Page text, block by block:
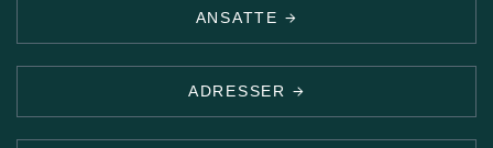
ANSATTE
ADRESSER